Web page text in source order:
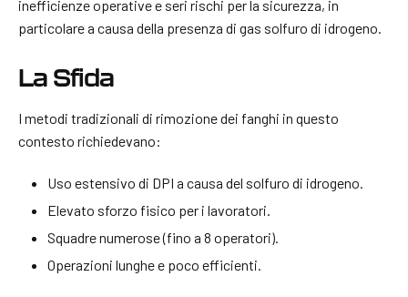
inefficienze operative e seri rischi per la sicurezza, in
particolare a causa della presenza di gas solfuro di idrogeno.
La Sfida
I metodi tradizionali di rimozione dei fanghi in questo
contesto richiedevano:
Uso estensivo di DPI a causa del solfuro di idrogeno.
Elevato sforzo fisico per i lavoratori.
Squadre numerose (fino a 8 operatori).
Operazioni lunghe e poco efficienti.